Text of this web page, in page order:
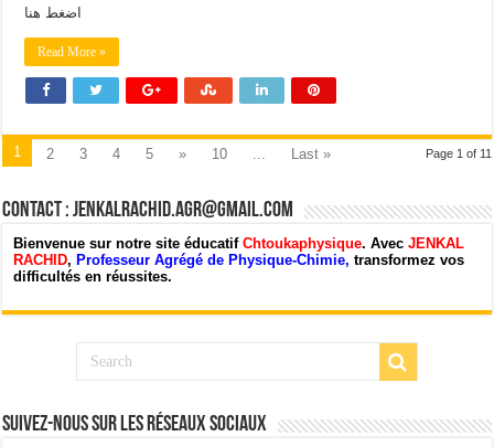
اضغط هنا
Read More »
Page 1 of 11
1 2 3 4 5 » 10 ... Last »
Contact : jenkalrachid.agr@gmail.com
Bienvenue sur notre site éducatifChtoukaphysique. AvecJENKAL
RACHID, Professeur Agrégé de Physique-Chimie,transformez vos
difficultés en réussites.
Suivez-nous sur les Réseaux Sociaux